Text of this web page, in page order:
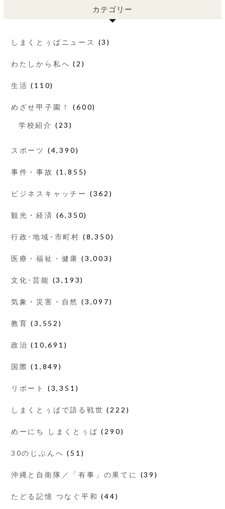
カテゴリー
しまくとぅばニュース (3)
わたしから私へ (2)
生活 (110)
めざせ甲子園！ (600)
学校紹介 (23)
スポーツ (4,390)
事件・事故 (1,855)
ビジネスキャッチー (362)
観光・経済 (6,350)
行政･地域･市町村 (8,350)
医療・福祉・健康 (3,003)
文化･芸能 (3,193)
気象・災害・自然 (3,097)
教育 (3,552)
政治 (10,691)
国際 (1,849)
リポート (3,351)
しまくとぅばで語る戦世 (222)
めーにち しまくとぅば (290)
30のじぶんへ (51)
沖縄と自衛隊／「有事」の果てに (39)
たどる記憶 つなぐ平和 (44)